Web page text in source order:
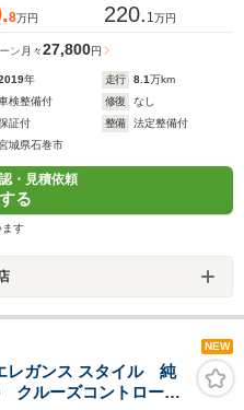
8万円 220. 1 万円
ン 月々27,800円
年 走行 8.1万km
検整備付 修復
なし
証付 整備
法定整備付
城県石巻市
・見積依頼
る
ます
NEW
レガンス スタイル 純
ルーズコントロー